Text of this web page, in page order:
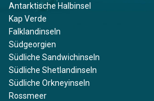
Antarktische Halbinsel
Kap Verde
Falklandinseln
Südgeorgien
Südliche Sandwichinseln
Südliche Shetlandinseln
Südliche Orkneyinseln
Rossmeer